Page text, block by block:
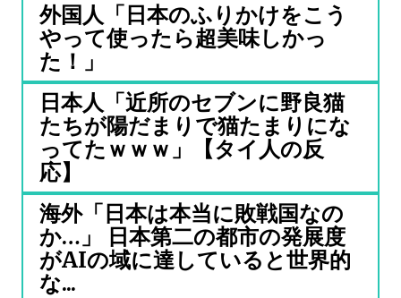
外国人「日本のふりかけをこう
やって使ったら超美味しかっ
た！」
日本人「近所のセブンに野良猫
たちが陽だまりで猫たまりにな
ってたｗｗｗ」【タイ人の反
応】
海外「日本は本当に敗戦国なの
か…」 日本第二の都市の発展度
がAIの域に達していると世界的
な...